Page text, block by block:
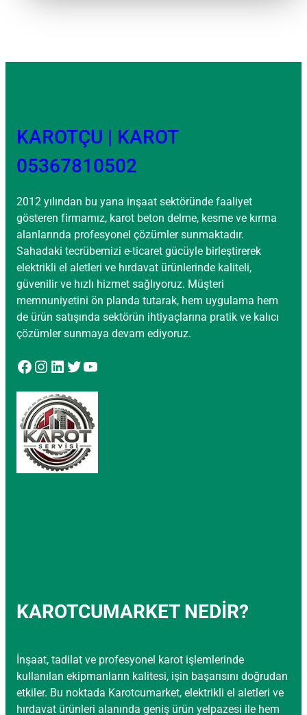
KAROTÇU | KAROT
05367810502
2012 yılından bu yana inşaat sektöründe faaliyet
gösteren firmamız, karot beton delme, kesme ve kırma
alanlarında profesyonel çözümler sunmaktadır.
Sahadaki tecrübemizi e-ticaret gücüyle birleştirerek
elektrikli el aletleri ve hırdavat ürünlerinde kaliteli,
güvenilir ve hızlı hizmet sağlıyoruz. Müşteri
memnuniyetini ön planda tutarak, hem uygulama hem
de ürün satışında sektörün ihtiyaçlarına pratik ve kalıcı
çözümler sunmaya devam ediyoruz.
Facebook Instagram LinkedIn Twitter YouTube
KAROTCUMARKET NEDİR?
İnşaat, tadilat ve profesyonel karot işlemlerinde
kullanılan ekipmanların kalitesi, işin başarısını doğrudan
etkiler. Bu noktada Karotcumarket, elektrikli el aletleri ve
hırdavat ürünleri alanında geniş ürün yelpazesi ile hem